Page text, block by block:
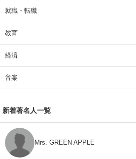
就職・転職
教育
経済
音楽
新着著名人一覧
Mrs. GREEN APPLE